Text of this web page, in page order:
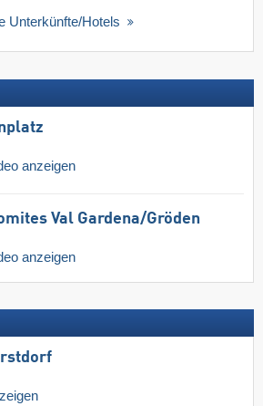
Unterkünfte/Hotels
anzeigen
Val Gardena/​Gröden
anzeigen